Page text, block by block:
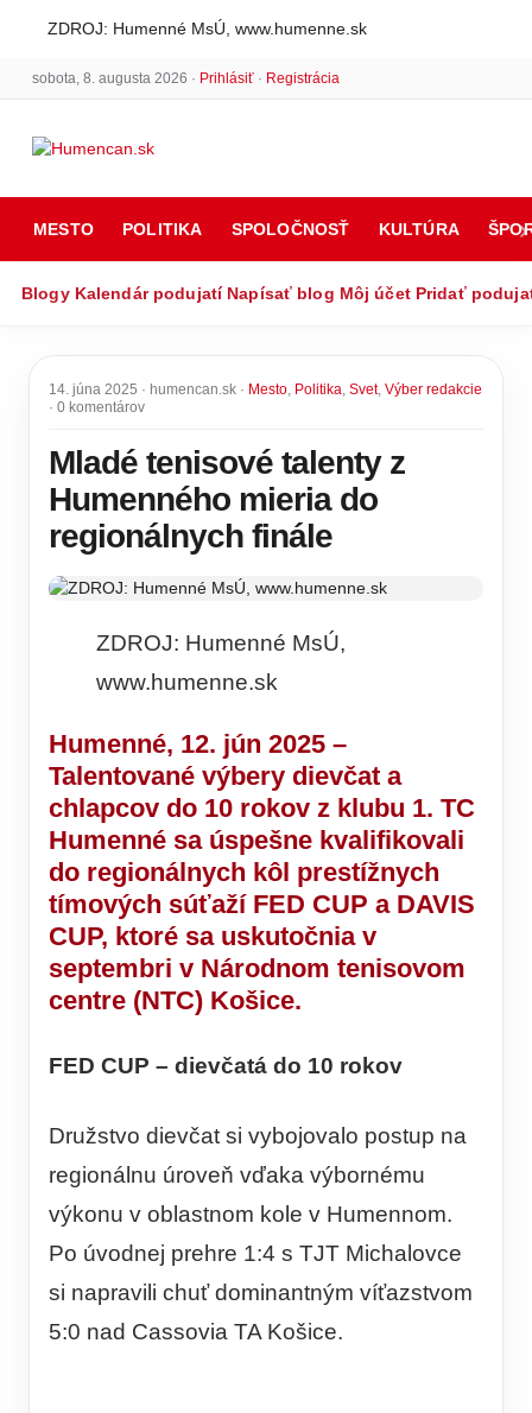
ZDROJ: Humenné MsÚ, www.humenne.sk
sobota, 8. augusta 2026 · Prihlásiť· Registrácia
MESTO POLITIKA SPOLOČNOSŤ KULTÚRA
Blogy Kalendár podujatí Napísať blog Môj účet Pridať
14. júna 2025 · humencan.sk · Mesto, Politika, Svet, Výber redakcie
· 0 komentárov
Mladé tenisové talenty z
Humenného mieria do
regionálnych finále
ZDROJ: Humenné MsÚ,
www.humenne.sk
Humenné, 12. jún 2025 –
Talentované výbery dievčat a
chlapcov do 10 rokov z klubu 1. TC
Humenné sa úspešne kvalifikovali
do regionálnych kôl prestížnych
tímových súťažíFED CUP a DAVIS
CUP, ktoré sa uskutočnia v
septembri v Národnom tenisovom
centre (NTC) Košice.
FED CUP – dievčatá do 10 rokov
Družstvo dievčat si vybojovalo postup na
regionálnu úroveň vďaka výbornému
výkonu v oblastnom kole v Humennom.
Po úvodnej prehre 1:4 s TJT Michalovce
si napravili chuť dominantným víťazstvom
5:0 nad Cassovia TA Košice.